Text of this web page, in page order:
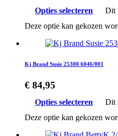
Opties selecteren
Dit
Deze optie kan gekozen
Kj Brand Susie 25300 6046/001
€ 84,95
Opties selecteren
Dit
Deze optie kan gekozen